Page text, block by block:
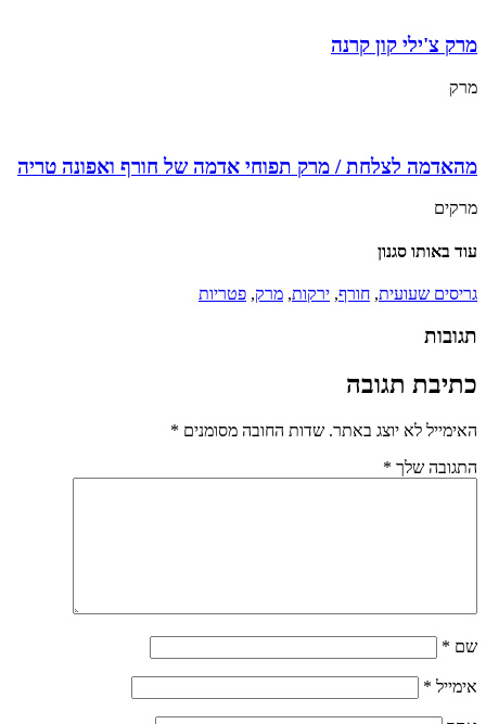
מרק צ'ילי קון קרנה
מרק
מהאדמה לצלחת / מרק תפוחי אדמה של חורף ואפונה טריה
מרקים
עוד באותו סגנון
גריסים שעועית, חורף, ירקות, מרק, פטריות
תגובות
כתיבת תגובה
האימייל לא יוצג באתר. שדות החובה מסומנים *
התגובה שלך *
שם *
אימייל *